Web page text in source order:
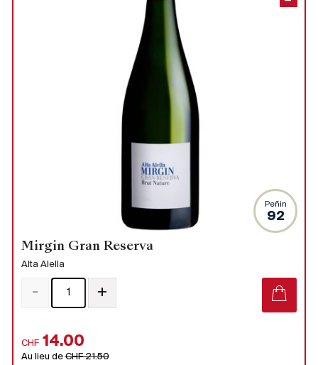
Peñin
92
Mirgin Gran Reserva
Alta Alella
CHF 14.00
Au lieu deCHF 21.50
- +